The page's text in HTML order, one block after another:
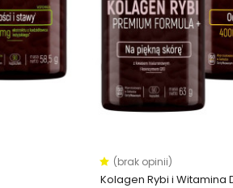
(brak opinii)
Kolagen Rybi i Witamina